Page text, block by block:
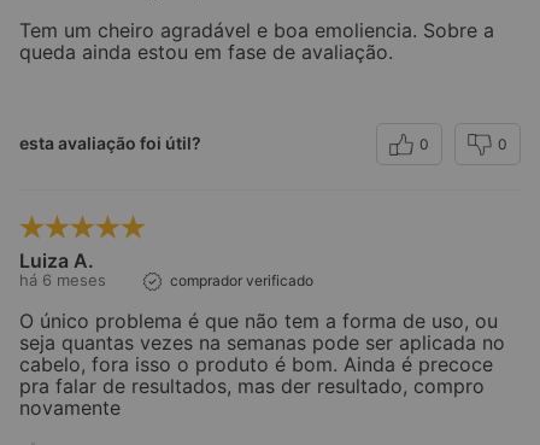
Tem um cheiro agradável e boa emoliencia. Sobre a
queda ainda estou em fase de avaliação.
esta avaliação foi útil? 0 0
Luiza A.
há 6 meses comprador verificado
O único problema é que não tem a forma de uso, ou
seja quantas vezes na semanas pode ser aplicada no
cabelo, fora isso o produto é bom. Ainda é precoce
pra falar de resultados, mas der resultado, compro
novamente